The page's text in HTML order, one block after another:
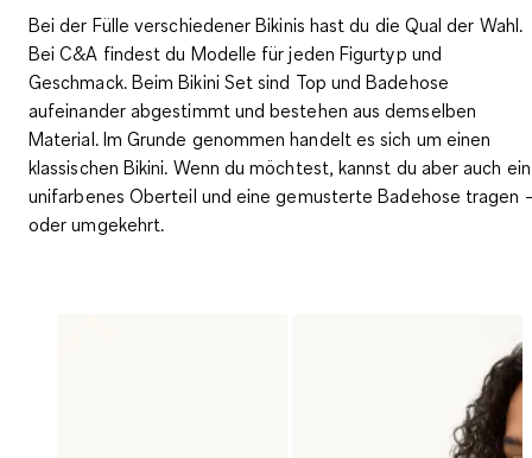
Bei der Fülle verschiedener Bikinis hast du die Qual der Wahl.
Bei C&A findest du Modelle für jeden Figurtyp und
Geschmack. Beim Bikini Set sind Top und Badehose
aufeinander abgestimmt und bestehen aus demselben
Material. Im Grunde genommen handelt es sich um einen
klassischen Bikini. Wenn du möchtest, kannst du aber auch ein
unifarbenes Oberteil und eine gemusterte Badehose tragen
oder umgekehrt.